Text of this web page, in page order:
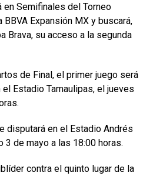
en Semifinales del Torneo
BBVA Expansión MX y buscará,
Brava, su acceso a la segunda
de Final, el primer juego será
el Estadio Tamaulipas, el jueves
disputará en el Estadio Andrés
3 de mayo a las 18:00 horas.
contra el quinto lugar de la